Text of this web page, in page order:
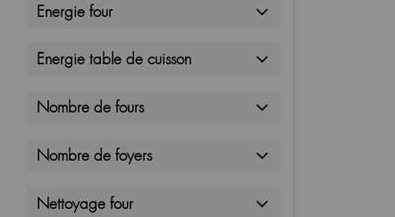
Energie four
Energie table de cuisson
Nombre de fours
Nombre de foyers
Nettoyage four